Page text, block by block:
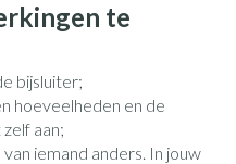
te
bijsluiter;
hoeveelheden en de
aan;
iemand anders. In jouw